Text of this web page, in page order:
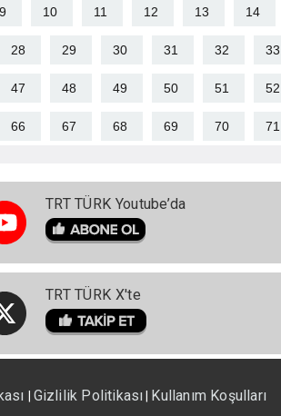
9 10 11 12 13 14
28 29 30 31 32 33
47 48 49 50 51 52
66 67 68 69 70 71
TRT TÜRK Youtube’da
TRT TÜRK X'te
Gizlilik Politikası Kullanım Koşulları